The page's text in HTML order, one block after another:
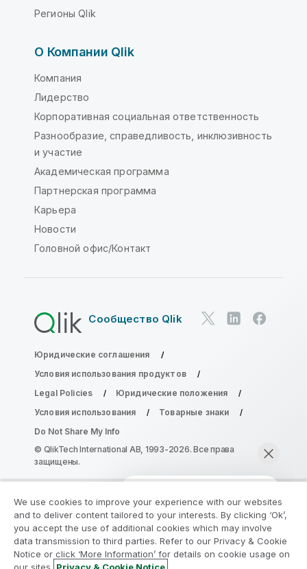
Регионы Qlik
О Компании Qlik
Компания
Лидерство
Корпоративная социальная ответственность
Разнообразие, справедливость, инклюзивность
и участие
Академическая программа
Партнерская программа
Карьера
Новости
Головной офис/Контакт
Сообщество Qlik
Юридические соглашения
Условия использования продуктов
Legal Policies
Юридические положения
Условия использования
Товарные знаки
Do Not Share My Info
© QlikTech International AB, 1993-2026. Все права
защищены.
Присоединяйтесь к программе
модернизации аналитики
Модернизируйте ваши важные приложения QlikView
We use cookies to improve your experience with our websites
and to deliver content tailored to your interests. By clicking ‘Ok’,
you accept the use of additional cookies which may involve
data transmission to third parties. Refer to our Privacy & Cookie
Notice or click ‘More Information’ for details on cookie usage on